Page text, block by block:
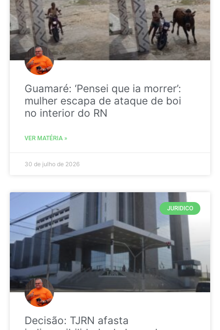
Guamaré: ‘Pensei que ia morrer’:
mulher escapa de ataque de boi
no interior do RN
VER MATÉRIA »
30 de julho de 2026
JURIDICO
Decisão: TJRN afasta